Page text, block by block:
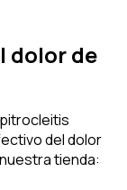
dolor de
del dolor
tienda: